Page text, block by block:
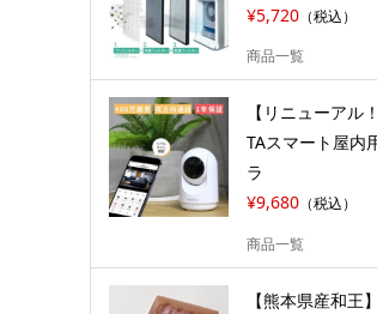
¥5,720（税込）
商品一覧
【リニューアル
TAスマート屋内
ラ
¥9,680（税込）
商品一覧
【熊本県産和